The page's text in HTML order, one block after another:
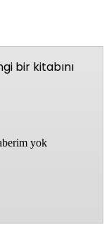
bir kitabını
yok